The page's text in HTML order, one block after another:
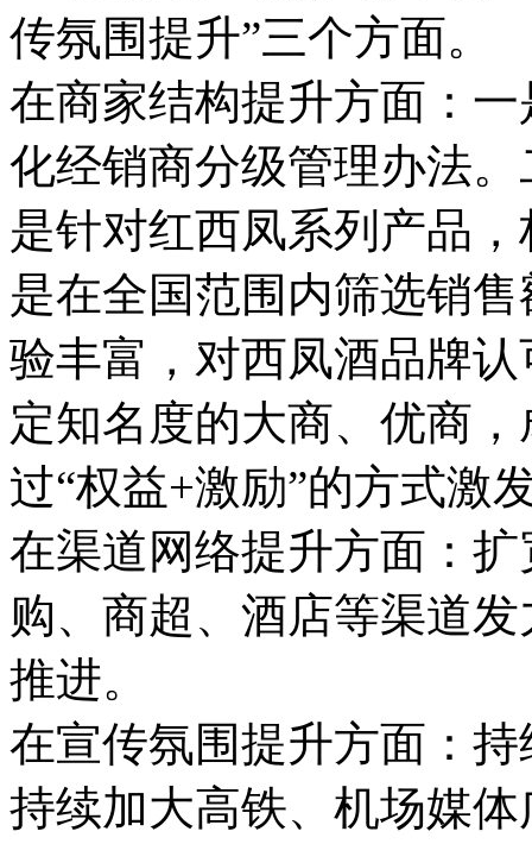
传氛围提升”三个方面。
在商家结构提升方面：
化经销商分级管理办法
是针对红西凤系列产品
是在全国范围内筛选销
验丰富，对西凤酒品牌
定知名度的大商、优商
过“权益+激励”的方式激
在渠道网络提升方面：
购、商超、酒店等渠道
推进。
在宣传氛围提升方面：
持续加大高铁、机场媒